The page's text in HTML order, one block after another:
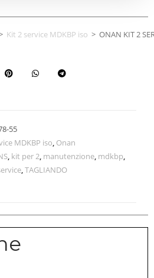
Kit 2 service MDKBP iso > ONAN KIT 2
55
MDKBP iso, Onan
, kit per 2, manutenzione, mdkbp,
,TAGLIANDO